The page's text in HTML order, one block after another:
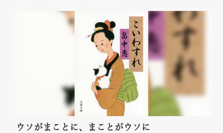
ウソがまことに、まことがウソに